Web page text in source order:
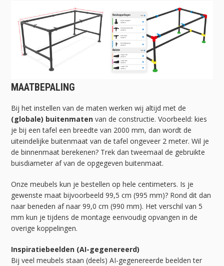
MAATBEPALING
Bij het instellen van de maten werken wij altijd met de
(globale) buitenmaten van de constructie. Voorbeeld: kies
je bij een tafel een breedte van 2000 mm, dan wordt de
uiteindelijke buitenmaat van de tafel ongeveer 2 meter. Wil je
de binnenmaat berekenen? Trek dan tweemaal de gebruikte
buisdiameter af van de opgegeven buitenmaat.
Onze meubels kun je bestellen op hele centimeters. Is je
gewenste maat bijvoorbeeld 99,5 cm (995 mm)? Rond dit dan
naar beneden af naar 99,0 cm (990 mm). Het verschil van 5
mm kun je tijdens de montage eenvoudig opvangen in de
overige koppelingen.
Inspiratiebeelden (AI-gegenereerd)
Bij veel meubels staan (deels) AI-gegenereerde beelden ter